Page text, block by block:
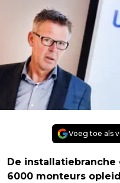
Voeg toe als
De
6000 monteurs